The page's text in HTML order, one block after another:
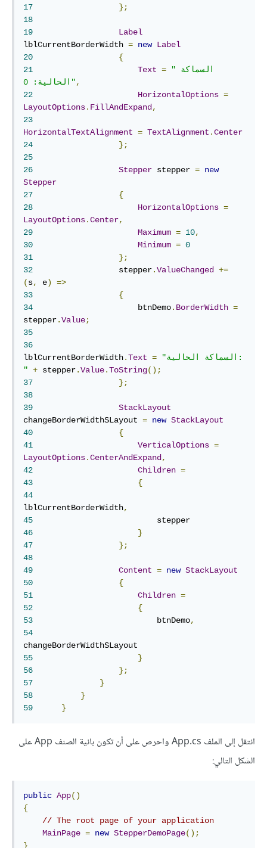
17
};
18
19
Label
lblCurrentBorderWidth = new Label
20
{
21
Text =
"السماكة
الحالية: 0",
22
HorizontalOptions =
LayoutOptions. FillAndExpand ,
23
HorizontalTextAlignment = TextAlignment .Center
24
};
25
26
Stepper stepper = new
Stepper
27
{
28
HorizontalOptions =
LayoutOptions.Center,
29
Maximum = 10,
30
Minimum = 0
31
};
32
	            stepper
.ValueChanged
+=
(s, e)
=>
33
{
34
	                btnDemo
. BorderWidth =
stepper.Value;
35
36
lblCurrentBorderWidth.Text =
"السماكة الحالية:
" + stepper.Value.ToString();
37
};
38
39
StackLayout
changeBorderWidthSLayout = new StackLayout
40
{
41
VerticalOptions =
LayoutOptions.CenterAndExpand ,
42
Children =
43
{
44
lblCurrentBorderWidth,
45
46
}
47
};
48
49
Content = new StackLayout
50
{
51
Children =
52
{
53
	                    btnDemo
,
54
55
}
56
};
57
}
58
}
59
}
انتقل إلى الملف App.cs واحرص على أن تكون بانية الصنف App على
الشكل التالي:
public App()
{
// The root page of your application
MainPage = new StepperDemoPage();
}